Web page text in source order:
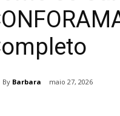
By Barbara maio 27, 2026